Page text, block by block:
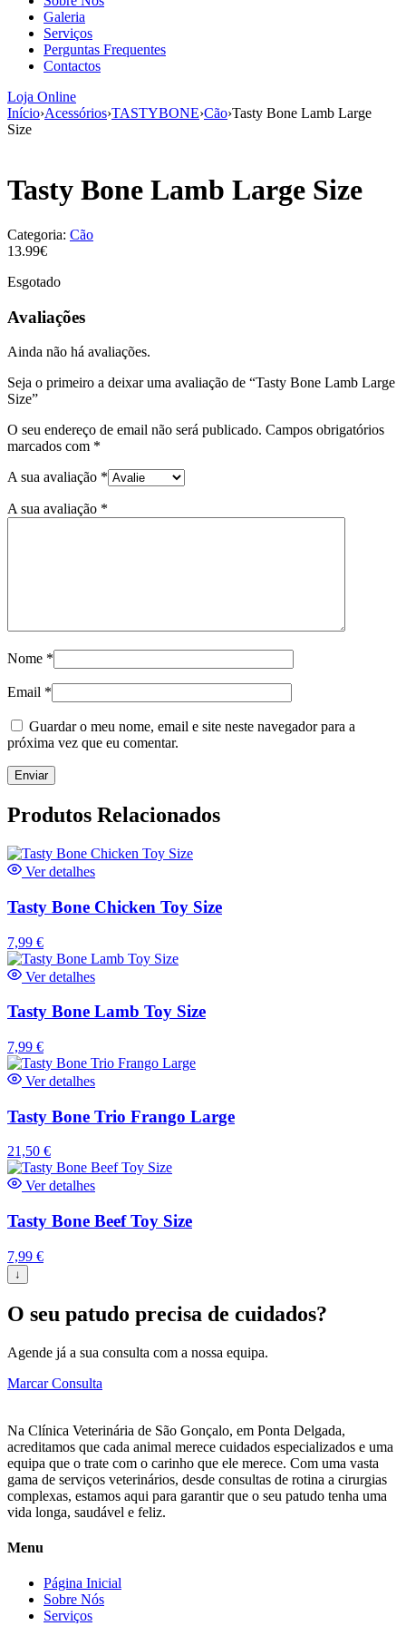
Galeria
Serviços
Perguntas Frequentes
Contactos
Loja Online
Início›Acessórios›TASTYBONE›Cão›Tasty Bone Lamb Large
Size
Tasty Bone Lamb Large Size
Categoria: Cão
13.99€
Esgotado
Avaliações
Ainda não há avaliações.
Seja o primeiro a deixar uma avaliação de “Tasty Bone Lamb Large
Size”
O seu endereço de email não será publicado. Campos obrigatórios
marcados com *
A sua avaliação *
A sua avaliação *
Nome *
Email *
Guardar o meu nome, email e site neste navegador para a
próxima vez que eu comentar.
Produtos Relacionados
Ver detalhes
Tasty Bone Chicken Toy Size
7,99 €
Ver detalhes
Tasty Bone Lamb Toy Size
7,99 €
Ver detalhes
Tasty Bone Trio Frango Large
21,50 €
Ver detalhes
Tasty Bone Beef Toy Size
7,99 €
↓
O seu patudo precisa de cuidados?
Agende já a sua consulta com a nossa equipa.
Marcar Consulta
Na Clínica Veterinária de São Gonçalo, em Ponta Delgada,
acreditamos que cada animal merece cuidados especializados e uma
equipa que o trate com o carinho que ele merece. Com uma vasta
gama de serviços veterinários, desde consultas de rotina a cirurgias
complexas, estamos aqui para garantir que o seu patudo tenha uma
vida longa, saudável e feliz.
Menu
Página Inicial
Sobre Nós
Serviços
aumenta a
probabilidade
de ver
conteúdo e
ofertas